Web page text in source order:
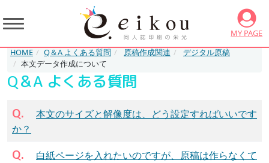
MY PAGE
HOME
Q＆A よくある質問 原稿作成関連
デジタル原稿
本文データ作成について
Q＆A よくある質問
Q.
本文のサイズと解像度は、どう設定すればいいです
か？
Q.
白紙ページを入れたいのですが、原稿は作らなくて